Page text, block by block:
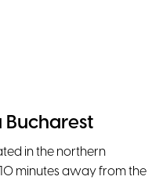
Bucharest
in the northern
minutes away from the